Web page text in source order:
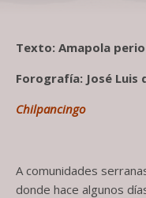
Texto: Amapola
Forografía: José Luis
Chilpancingo
A comunidades
donde hace algunos